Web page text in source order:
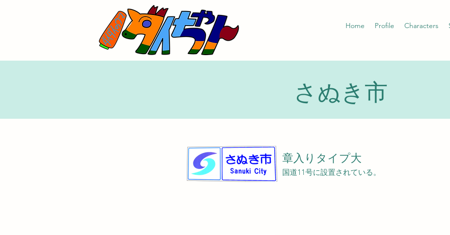
Home Profile Characters
さぬき市
章入りタイプ大
国道11号に設置されている。